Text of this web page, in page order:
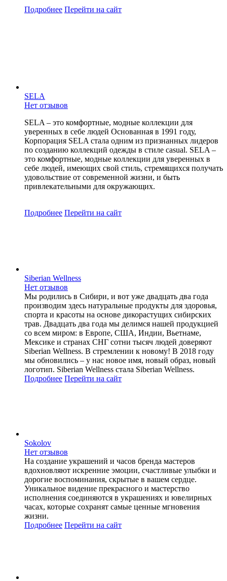
Подробнее Перейти на сайт
SELA
Нет отзывов
SELA – это комфортные, модные коллекции для
уверенных в себе людей Основанная в 1991 году,
Корпорация SELA стала одним из признанных лидеров
по созданию коллекций одежды в стиле casual. SELA –
это комфортные, модные коллекции для уверенных в
себе людей, имеющих свой стиль, стремящихся получать
удовольствие от современной жизни, и быть
привлекательными для окружающих.
Подробнее Перейти на сайт
Siberian Wellness
Нет отзывов
Мы родились в Сибири, и вот уже двадцать два года
производим здесь натуральные продукты для здоровья,
спорта и красоты на основе дикорастущих сибирских
трав. Двадцать два года мы делимся нашей продукцией
со всем миром: в Европе, США, Индии, Вьетнаме,
Мексике и странах СНГ сотни тысяч людей доверяют
Siberian Wellness. В стремлении к новому! В 2018 году
мы обновились – у нас новое имя, новый образ, новый
логотип. Siberian Wellness стала Siberian Wellness.
Подробнее Перейти на сайт
Sokolov
Нет отзывов
На создание украшений и часов бренда мастеров
вдохновляют искренние эмоции, счастливые улыбки и
дорогие воспоминания, скрытые в вашем сердце.
Уникальное видение прекрасного и мастерство
исполнения соединяются в украшениях и ювелирных
часах, которые сохранят самые ценные мгновения
жизни.
Подробнее Перейти на сайт